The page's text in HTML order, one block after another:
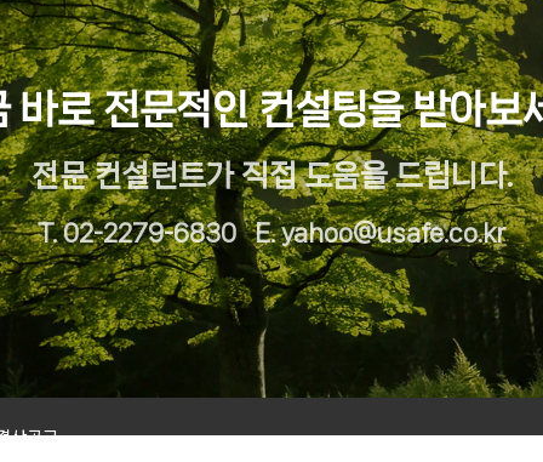
바로 전문적인 컨설팅을 받아보
전문 컨설턴트가 직접 도움을 드립니다.
T. 02-2279-6830 E. yahoo@usafe.co.kr
산공고